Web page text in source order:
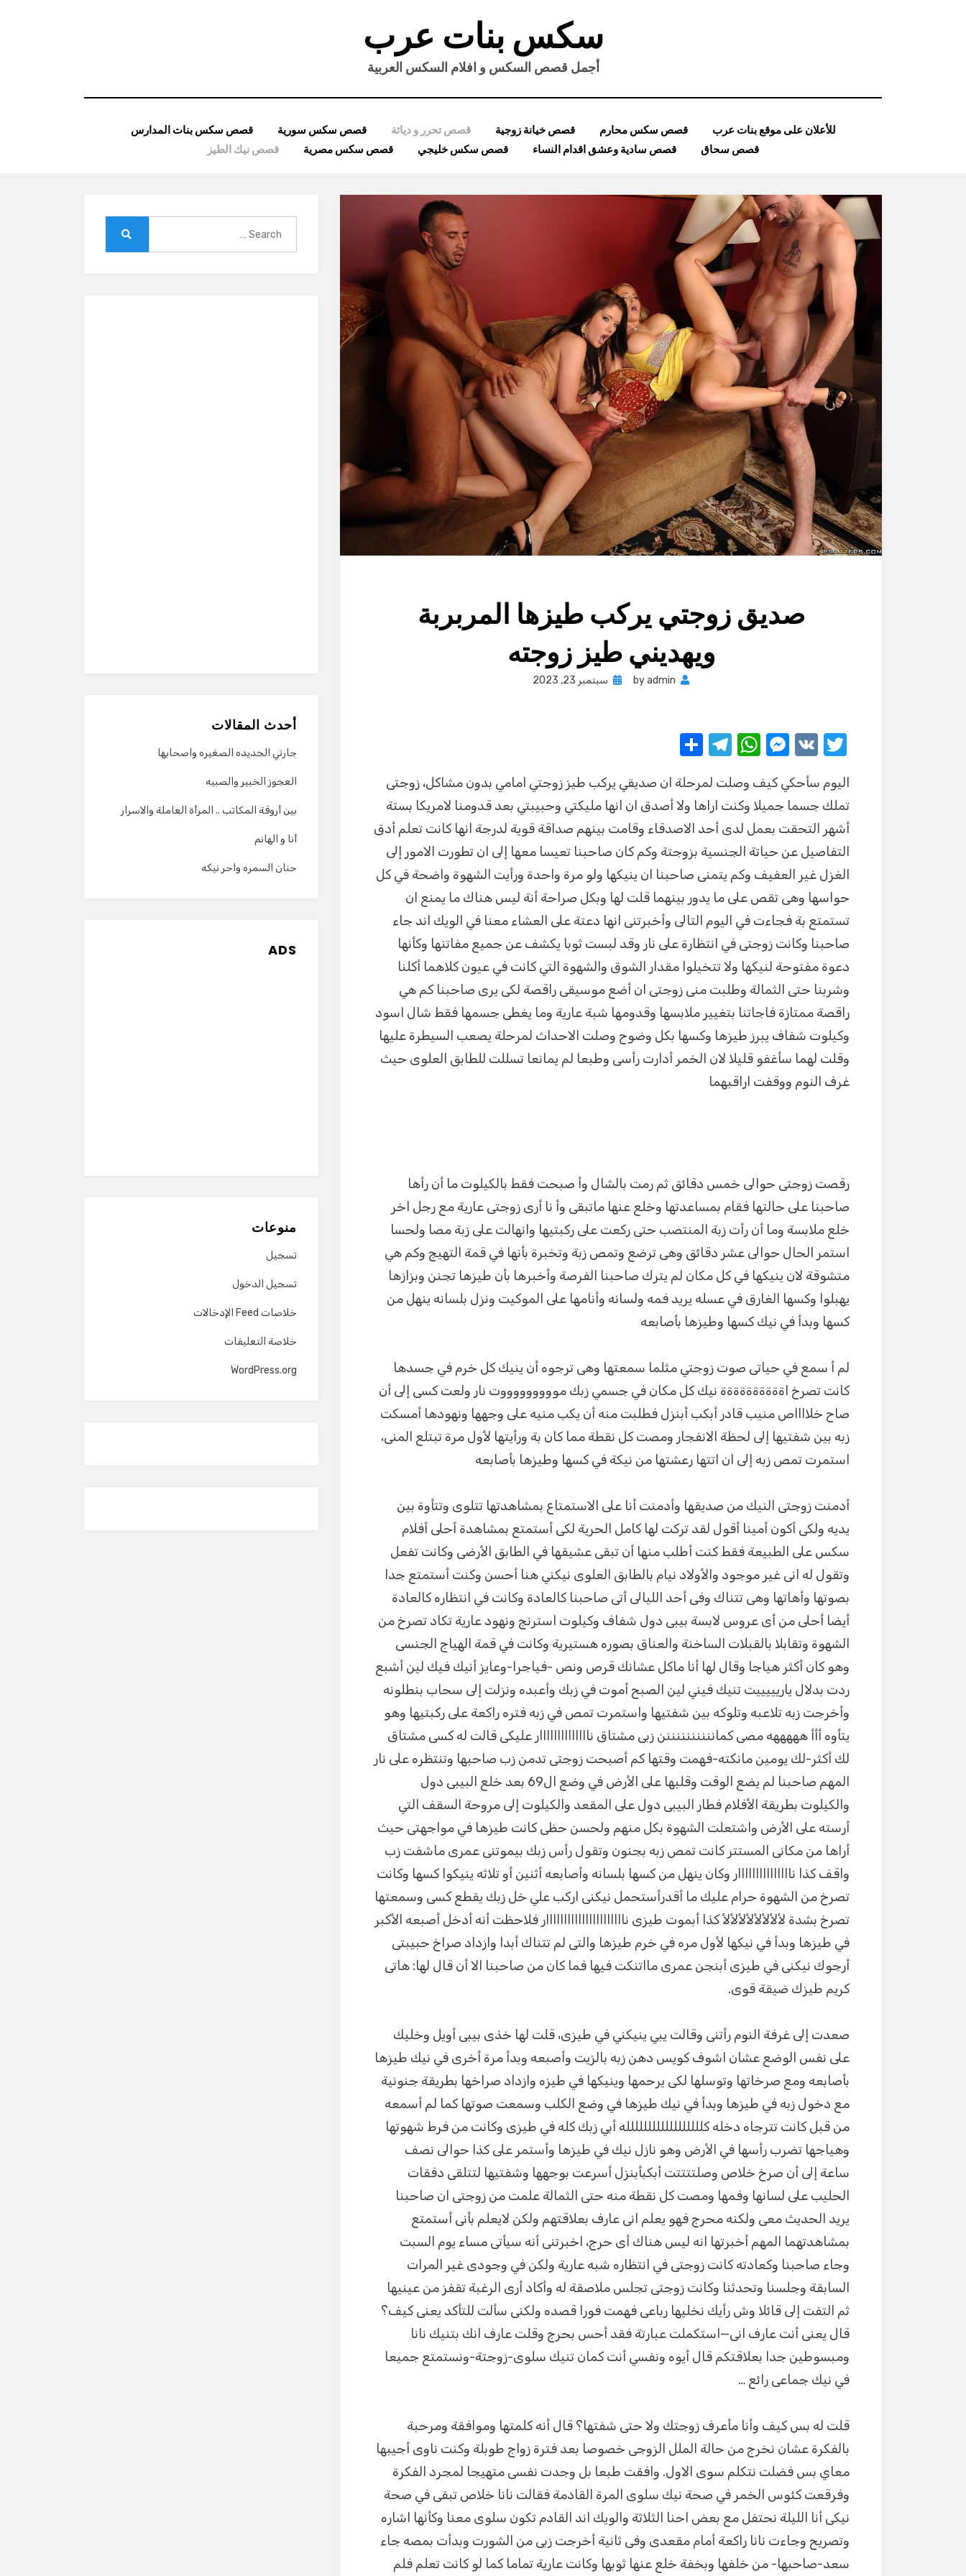
سكس بنات عرب
أجمل قصص السكس و افلام السكس العربية
للأعلان على موقع بنات عرب قصص سكس محارم قصص خيانة زوجية قصص تحرر و دياثة قصص سكس سورية
قصص سكس بنات المدارس
قصص سحاق
قصص سادية وعشق اقدام النساء قصص سكس خليجي قصص سكس مصرية قصص نيك الطيز
صديق زوجتي يركب طيزها المربربة
ويهديني طيز زوجته
byadmin
Posted
سبتمبر 23, 2023
T
it
te
r
V
M
ss
e
n
g
er
W
at
s
A
p
p
T
e
gr
a
m
ar
e
اليوم سأحكي كيف وصلت لمرحلة ان صديقي يركب طيز زوجتي امامي بدون مشاكل، زوجتى
تملك جسما جميلا وكنت اراها ولا أصدق ان انها مليكتي وحبيبتي بعد قدومنا لامريكا بستة
أشهر التحقت بعمل لدى أحد الاصدقاء وقامت بينهم صداقة قوية لدرجة انها كانت تعلم أدق
التفاصيل عن حياتة الجنسية بزوجتة وكم كان صاحبنا تعيسا معها إلى ان تطورت الامور إلى
الغزل غير العفيف وكم يتمنى صاحبنا ان ينيكها ولو مرة واحدة ورأيت الشهوة واضحة في كل
حواسها وهى تقص على ما يدور بينهما قلت لها وبكل صراحة أنة ليس هناك ما يمنع ان
تستمتع بة فجاءت في اليوم التالى وأخبرتنى انها دعتة على العشاء معنا في الويك اند جاء
صاحبنا وكانت زوجتى في انتظارة على نار وقد لبست ثوبا يكشف عن جميع مفاتنها وكأنها
دعوة مفتوحة لنيكها ولا تتخيلوا مقدار الشوق والشهوة التي كانت في عيون كلاهما أكلنا
وشربنا حتى الثمالة وطلبت منى زوجتى ان أضع موسيقى راقصة لكى يرى صاحبنا كم هي
راقصة ممتازة فاجاتنا بتغيير ملابسها وقدومها شبة عارية وما يغطى جسمها فقط شال اسود
وكيلوت شفاف يبرز طيزها وكسها بكل وضوح وصلت الاحداث لمرحلة يصعب السيطرة عليها
وقلت لهما سأغفو قليلا لان الخمر أدارت رأسى وطبعا لم يمانعا تسللت للطابق العلوى حيث
غرف النوم ووقفت اراقبهما
رقصت زوجتى حوالى خمس دقائق ثم رمت بالشال وأ صبحت فقط بالكيلوت ما أن رأها
صاحبنا على حالتها فقام بمساعدتها وخلع عنها ماتبقى وأ نا أرى زوجتى عارية مع رجل اخر
خلع ملابسة وما أن رأت زبة المنتصب حتى ركعت على ركبتيها وانهالت على زبة مصا ولحسا
استمر الحال حوالى عشر دقائق وهى ترضع وتمص زبة وتخبرة بأنها في قمة التهيج وكم هي
متشوقة لان ينيكها في كل مكان لم يترك صاحبنا الفرصة وأخبرها بأن طيزها تجنن وبزازها
يهبلوا وكسها الغارق في عسله يريد فمه ولسانه وأنامها على الموكيت ونزل بلسانه ينهل من
كسها وبدأ في نيك كسها وطيزها بأصابعه
لم أ سمع في حياتى صوت زوجتي مثلما سمعتها وهى ترجوه أن ينيك كل خرم في جسدها
كانت تصرخ اةةةةةةةةةة نيك كل مكان في جسمي زبك موووووووووت نار ولعت كسى إلى أن
صاح خلااااص منيب قادر أبكب أبنزل فطلبت منه أن يكب منيه على وجهها ونهودها أمسكت
زبه بين شفتيها إلى لحظة الانفجار ومصت كل نقطة مما كان بة ورأيتها لأول مرة تبتلع المنى،
استمرت تمص زبه إلى ان اتتها رعشتها من نيكة في كسها وطيزها بأصابعه
أدمنت زوجتى النيك من صديقها وأدمنت أنا على الاستمتاع بمشاهدتها تتلوى وتتأوة بين
يديه ولكى أكون أمينا أقول لقد تركت لها كامل الحرية لكى أستمتع بمشاهدة أحلى أفلام
سكس على الطبيعة فقط كنت أطلب منها أن تبقى عشيقها في الطابق الأرضى وكانت تفعل
وتقول له انى غير موجود والأولاد نيام بالطابق العلوى نيكني هنا أحسن وكنت أستمتع جدا
بصوتها وأهاتها وهى تتناك وفى أحد الليالى أتى صاحبنا كالعادة وكانت في انتظاره كالعادة
أيضا أحلى من أى عروس لابسة بيبى دول شفاف وكيلوت استرنج ونهود عارية تكاد تصرخ من
الشهوة وتقابلا بالقبلات الساخنة والعناق بصوره هستيرية وكانت في قمة الهياج الجنسى
وهو كان أكثر هياجا وقال لها أنا ماكل عشانك قرص ونص -فياجرا-وعايز أنيك فيك لين أشبع
ردت بدلال ياريييييت تنيك فيني لين الصبح أموت في زبك وأعبده ونزلت إلى سحاب بنطلونه
وأخرجت زبه تلاعبه وتلوكه بين شفتيها واستمرت تمص في زبه فتره راكعة على ركبتيها وهو
يتأوه أأأ هههههه مصى كماننننننننننن زبى مشتاق ناااااااااااااار عليكى قالت له كسى مشتاق
لك أكثر-لك يومين مانكته-فهمت وقتها كم أصبحت زوجتى تدمن زب صاحبها وتنتظره على نار
المهم صاحبنا لم يضع الوقت وقلبها على الأرض في وضع ال69 بعد خلع البيبى دول
والكيلوت بطريقة الأفلام فطار البيبى دول على المقعد والكيلوت إلى مروحة السقف التي
أرسته على الأرض واشتعلت الشهوة بكل منهم ولحسن حظى كانت طيزها في مواجهتى حيث
أراها من مكانى المستتر كانت تمص زبه بجنون وتقول رأس زبك بيموتنى عمرى ماشفت زب
واقف كذا نااااااااااااااار وكان ينهل من كسها بلسانه وأصابعه أثنين أو تلاثه ينيكوا كسها وكانت
تصرخ من الشهوة حرام عليك ما أقدرأستحمل نيكنى اركب علي خل زبك يقطع كسى وسمعتها
تصرخ بشدة لألألألألألألألأ كذا أبموت طيزى ناااااااااااااااااااااار فلاحظت أنه أدخل أصبعه الأكبر
في طيزها وبدأ في نيكها لأول مره في خرم طيزها والتى لم تتناك أبدا وازداد صراخ حبيبتى
أرجوك نيكنى في طيزى أبنجن عمرى مااتنكت فيها فما كان من صاحبنا الا أن قال لها: هاتى
كريم طيزك ضيقة قوى.
صعدت إلى غرفة النوم رأتنى وقالت يبي ينيكني في طيزى، قلت لها خذى بيبى أويل وخليك
على نفس الوضع عشان اشوف كويس دهن زبه بالزيت وأصبعه وبدأ مرة أخرى في نيك طيزها
بأصابعه ومع صرخاتها وتوسلها لكى يرحمها وينيكها في طيزه وازداد صراخها بطريقة جنونية
مع دخول زبه في طيزها وبدأ في نيك طيزها في وضع الكلب وسمعت صوتها كما لم أسمعه
من قبل كانت تترجاه دخله كلللللللللللللللللله أبي زبك كله في طيزى وكانت من فرط شهوتها
وهياجها تضرب رأسها في الأرض وهو نازل نيك في طيزها وأستمر على كذا حوالى نصف
ساعة إلى أن صرخ خلاص وصلتتتتت أبكبأبنزل أسرعت بوجهها وشفتيها لتتلقى دفقات
الحليب على لسانها وفمها ومصت كل نقطة منه حتى الثمالة علمت من زوجتى ان صاحبنا
يريد الحديث معى ولكنه محرج فهو يعلم انى عارف بعلاقتهم ولكن لايعلم بأنى أستمتع
بمشاهدتهما المهم أخبرتها انه ليس هناك أى حرج، اخبرتنى أنه سيأتى مساء يوم السبت
وجاء صاحبنا وكعادته كانت زوجتى في انتظاره شبه عارية ولكن في وجودى غير المرات
السابقة وجلسنا وتحدثنا وكانت زوجتى تجلس ملاصقة له وأكاد أرى الرغبة تقفز من عينيها
ثم التفت إلى قائلا وش رأيك نخليها رباعى فهمت فورا قصده ولكنى سألت للتأكد يعنى كيف؟
قال يعنى أنت عارف انى—استكملت عبارتة فقد أحس بحرج وقلت عارف انك بتنيك نانا
ومبسوطين جدا بعلاقتكم قال أيوه ونفسي أنت كمان تنيك سلوى-زوجتة-ونستمتع جميعا
في نيك جماعى رائع …
قلت له بس كيف وأنا مأعرف زوجتك ولا حتى شفتها؟ قال أنه كلمتها وموافقة ومرحبة
بالفكرة عشان نخرج من حالة الملل الزوجى خصوصا بعد فترة زواج طوبلة وكنت ناوى أجيبها
معاي بس فضلت نتكلم سوى الاول. وافقت طبعا بل وجدت نفسى متهيجا لمجرد الفكرة
وفرقعت كئوس الخمر في صحة نيك سلوى المرة القادمة فقالت نانا خلاص تبقى في صحة
نيكى أنا الليلة نحتفل مع بعض احنا الثلاثة والويك اند القادم تكون سلوى معنا وكأنها اشاره
وتصريح وجاءت نانا راكعة أمام مقعدى وفى ثانية أخرجت زبى من الشورت وبدأت بمصه جاء
سعد-صاحبها- من خلفها وبخفة خلع عنها ثوبها وكانت عارية تماما كما لو كانت تعلم فلم
أحدث المقالات
جارتي الجديده الصغيره واصحابها
العجوز الخبير والصبيه
بين أروقة المكاتب .. المرأة العاملة والاسرار
أنا و الهانم
حنان السمره واحر نيكه
ADS
منوعات
تسجيل
تسجيل الدخول
خلاصات Feed الإدخالات
خلاصة التعليقات
WordPress.org